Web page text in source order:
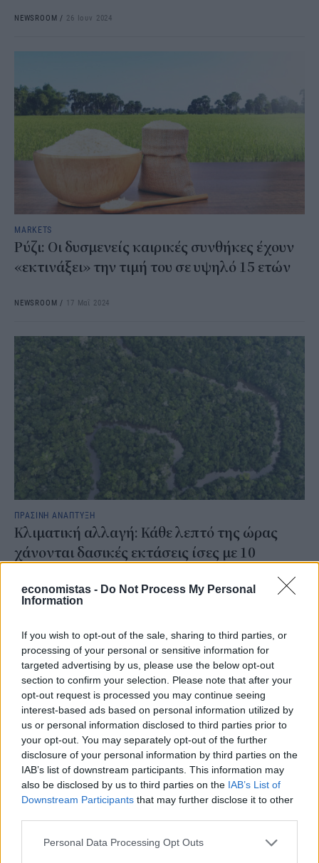
economistas - Do Not Process My Personal
Information
If you wish to opt-out of the sale, sharing to third parties, or
processing of your personal or sensitive information for
targeted advertising by us, please use the below opt-out
section to confirm your selection. Please note that after your
opt-out request is processed you may continue seeing
interest-based ads based on personal information utilized by
us or personal information disclosed to third parties prior to
your opt-out. You may separately opt-out of the further
disclosure of your personal information by third parties on the
IAB’s list of downstream participants. This information may
also be disclosed by us to third parties on the IAB’s List of
Downstream Participants that may further disclose it to other
Personal Data Processing Opt Outs
NEWSROOM / 26 Ιουν 2024
MARKETS
Ρύζι: Οι δυσμενείς καιρικές συνθήκες έχουν
«εκτινάξει» την τιμή του σε υψηλό 15 ετών
NEWSROOM / 17 Μαΐ 2024
ΠΡΑΣΙΝΗ ΑΝΑΠΤΥΞΗ
Κλιματική αλλαγή: Κάθε λεπτό της ώρας
χάνονται δασικές εκτάσεις ίσες με 10
ΒΑΣΙΛΗΣ ΚΑΛΤΣΑΣ
ΔΙΕΘΝΗ
Η Βραζιλία θέλει να πείσει την ομάδα των